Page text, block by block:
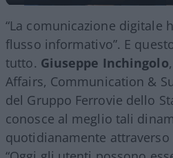
“La comunicazione digitale
flusso informativo”. E
tutto. Giuseppe Inchingolo
Affairs, Communication &
del Gruppo Ferrovie dello
conosce al meglio tali
quotidianamente